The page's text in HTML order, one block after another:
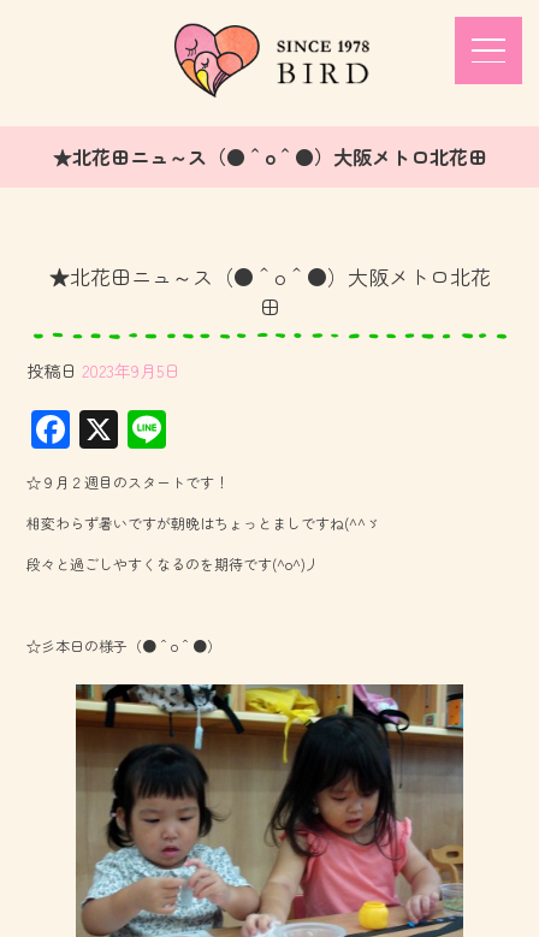
★北花田ニュ～ス（●＾o＾●）大阪メトロ北花田
★北花田ニュ～ス（●＾o＾●）大阪メトロ北花
田
投稿日 2023年9月5日
F
ac
e
b
o
X
ne
☆９月２週目のスタートです！
相変わらず暑いですが朝晩はちょっとましですね(^^ゞ
段々と過ごしやすくなるのを期待です(^o^)丿
☆彡本日の様子（●＾o＾●）